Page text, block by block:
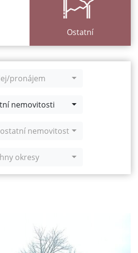
Ostatní
pronájem
nemovitosti
nemovitosti)
okresy